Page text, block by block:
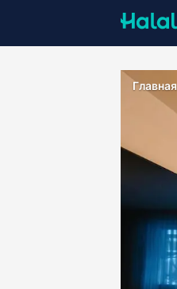
Главная